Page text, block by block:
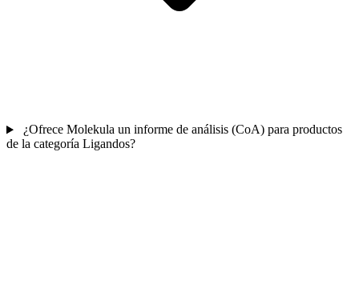
¿Ofrece Molekula un informe de análisis (CoA) para productos
de la categoría Ligandos?